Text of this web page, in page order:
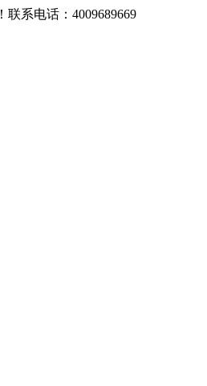
系电话：4009689669